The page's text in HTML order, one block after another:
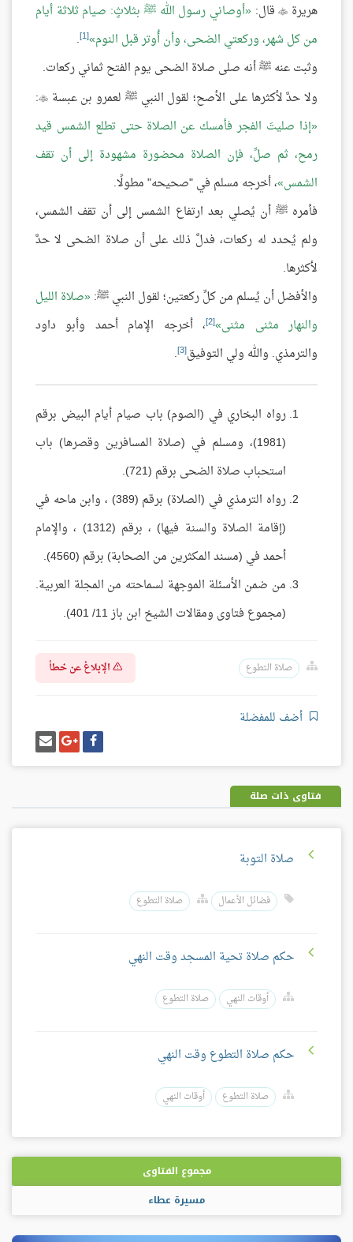
هريرة قال: أوصاني رسول الله ﷺ بثلاثٍ: صيام ثلاثة أيام
من كل شهر، وركعتي الضحى، وأن أُوتر قبل النوم [1]
.
وثبت عنه ﷺ أنه صلى صلاة الضحى يوم الفتح ثماني ركعات.
ولا حدَّ لأكثرها على الأصح؛ لقول النبي ﷺ لعمرو بن عبسة 
:
إذا صليتَ الفجر فأمسك عن الصلاة حتى تطلع الشمس قيد
رمح، ثم صلِّ، فإن الصلاة محضورة مشهودة إلى أن تقف
الشمس ، أخرجه مسلم في "صحيحه" مطولًا.
فأمره ﷺ أن يُصلي بعد ارتفاع الشمس إلى أن تقف الشمس،
ولم يُحدد له ركعات، فدلَّ ذلك على أن صلاة الضحى لا حدَّ
لأكثرها.
والأفضل أن يُسلم من كلِّ ركعتين؛ لقول النبي ﷺ: صلاة الليل
والنهار مثنى مثنى [2] ، أخرجه الإمام أحمد وأبو داود
والترمذي. والله ولي التوفيق[3]
.
رواه البخاري في (الصوم) باب صيام أيام البيض برقم
(1981)، ومسلم في (صلاة المسافرين وقصرها) باب
استحباب صلاة الضحى برقم (721).
رواه الترمذي في (الصلاة) برقم (389) ، وابن ماحه في
(إقامة الصلاة والسنة فيها) ، برقم (1312) ، والإمام
أحمد في (مسند المكثرين من الصحابة) برقم (4560).
من ضمن الأسئلة الموجهة لسماحته من المجلة العربية.
(مجموع فتاوى ومقالات الشيخ ابن باز 11/ 401).
صلاة التطوع الإبلاغ عن خطأ
أضف للمفضلة
شارك
على
فيسبوك
شارك
على
غوغل
بلس
إرسل
إيميل
فتاوى ذات صلة
صلاة التوبة
فضائل الأعمال صلاة التطوع
حكم صلاة تحية المسجد وقت النهي
أوقات النهي صلاة التطوع
حكم صلاة التطوع وقت النهي
صلاة التطوع أوقات النهي
مجموع الفتاوى
مسيرة عطاء